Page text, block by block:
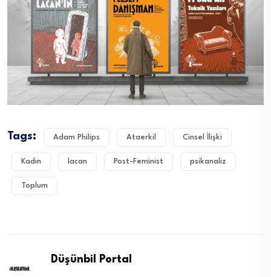
Tags: Adam Philips Ataerkil Cinsel İlişki
Kadın lacan Post-Feminist psikanaliz
Toplum
Düşünbil Portal